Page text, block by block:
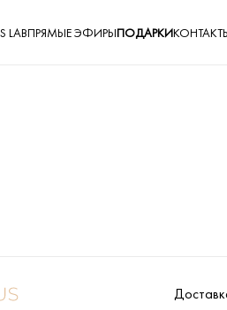
LABПРЯМЫЕ ЭФИРЫПОДАРКИ